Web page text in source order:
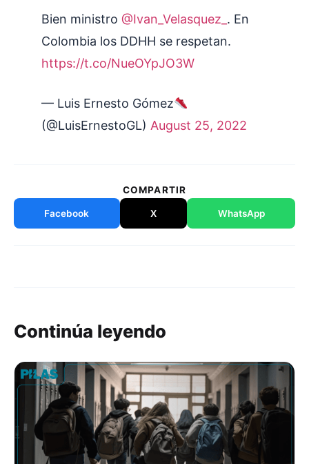
Bien ministro @Ivan_Velasquez_ . En
Colombia los DDHH se respetan.
https://t.co/NueOYpJO3W
— Luis Ernesto Gómez
(@LuisErnestoGL) August 25, 2022
COMPARTIR
Facebook X WhatsApp
Continúa leyendo